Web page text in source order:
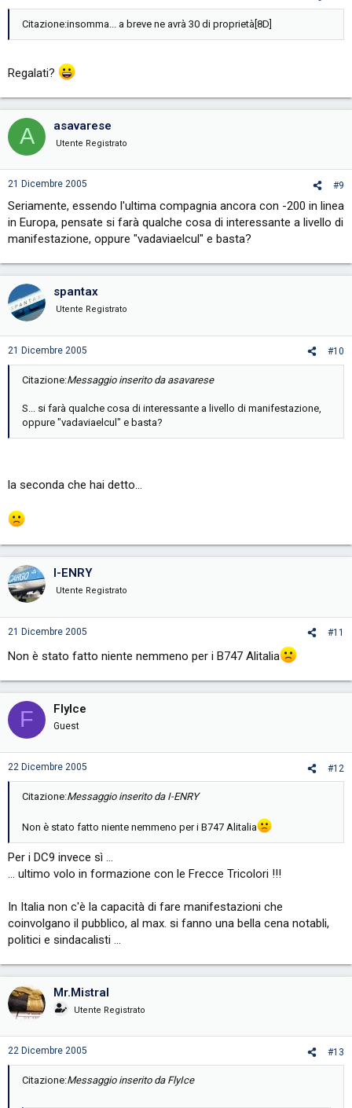
Citazione:insomma... a breve ne avrà 30 di proprietà[8D]
Regalati?
A asavarese
Utente Registrato
21 Dicembre 2005 #9
Seriamente, essendo l'ultima compagnia ancora con -200 in linea
in Europa, pensate si farà qualche cosa di interessante a livello di
manifestazione, oppure "vadaviaelcul" e basta?
spantax
Utente Registrato
21 Dicembre 2005 #10
Citazione:Messaggio inserito da asavarese
S... si farà qualche cosa di interessante a livello di manifestazione,
oppure "vadaviaelcul" e basta?
la seconda che hai detto...
I-ENRY
Utente Registrato
21 Dicembre 2005 #11
Non è stato fatto niente nemmeno per i B747 Alitalia
F FlyIce
Guest
22 Dicembre 2005 #12
Citazione:Messaggio inserito da I-ENRY
Non è stato fatto niente nemmeno per i B747 Alitalia
Per i DC9 invece sì ...
... ultimo volo in formazione con le Frecce Tricolori !!!
In Italia non c'è la capacità di fare manifestazioni che
coinvolgano il pubblico, al max. si fanno una bella cena notabli,
politici e sindacalisti ...
Mr.Mistral
Utente Registrato
22 Dicembre 2005 #13
Citazione:Messaggio inserito da FlyIce